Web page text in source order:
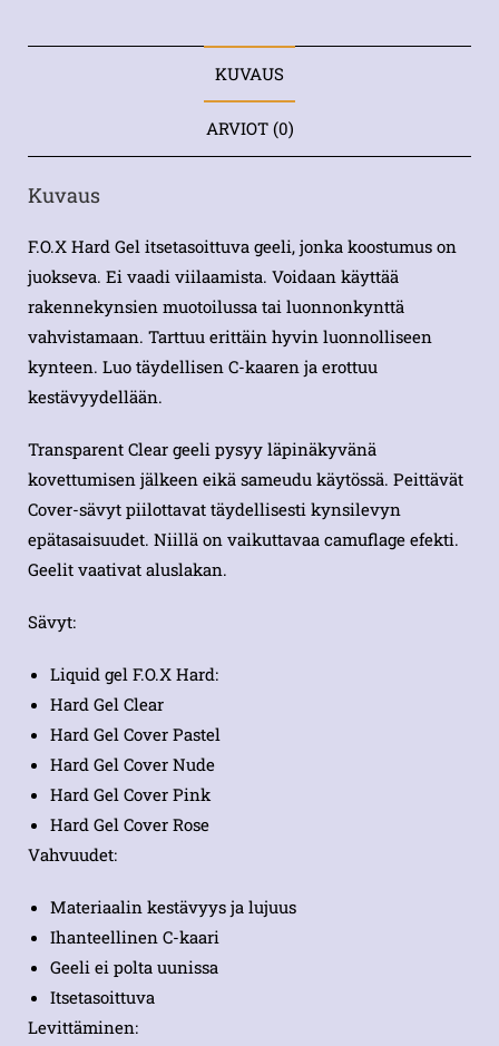
KUVAUS
ARVIOT (0)
Kuvaus
F.O.X Hard Gel itsetasoittuva geeli, jonka koostumus on
juokseva. Ei vaadi viilaamista. Voidaan käyttää
rakennekynsien muotoilussa tai luonnonkynttä
vahvistamaan. Tarttuu erittäin hyvin luonnolliseen
kynteen. Luo täydellisen C-kaaren ja erottuu
kestävyydellään.
Transparent Clear geeli pysyy läpinäkyvänä
kovettumisen jälkeen eikä sameudu käytössä. Peittävät
Cover-sävyt piilottavat täydellisesti kynsilevyn
epätasaisuudet. Niillä on vaikuttavaa camuflage efekti.
Geelit vaativat aluslakan.
Sävyt:
Liquid gel F.O.X Hard:
Hard Gel Clear
Hard Gel Cover Pastel
Hard Gel Cover Nude
Hard Gel Cover Pink
Hard Gel Cover Rose
Vahvuudet:
Materiaalin kestävyys ja lujuus
Ihanteellinen C-kaari
Geeli ei polta uunissa
Itsetasoittuva
Levittäminen: